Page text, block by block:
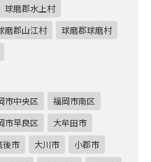
球磨郡水上村
磨郡山江村
球磨郡球磨村
市中央区
福岡市南区
市早良区
大牟田市
後市 大川市
小郡市